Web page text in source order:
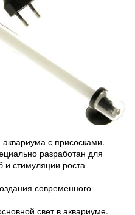
с присосками.
разработан для
стимуляции роста
современного
свет в аквариуме.